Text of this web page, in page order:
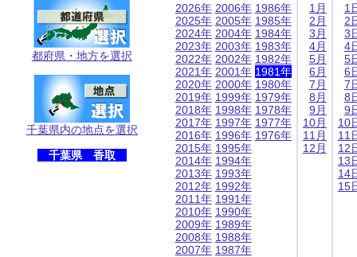
都府県・地方を選択
千葉県内の地点を選択
千葉県 香取
2026年
2025年
2024年
2023年
2022年
2021年
2020年
2019年
2018年
2017年
2016年
2015年
2014年
2013年
2012年
2011年
2010年
2009年
2008年
2007年
2006年
2005年
2004年
2003年
2002年
2001年
2000年
1999年
1998年
1997年
1996年
1995年
1994年
1993年
1992年
1991年
1990年
1989年
1988年
1987年
1986年
1985年
1984年
1983年
1982年
1981年
1980年
1979年
1978年
1977年
1976年
1月
2月
3月
4月
5月
6月
7月
8月
9月
10月
11月
12月
1
2
3
4
5
6
7
8
9
10
11
12
13
14
15